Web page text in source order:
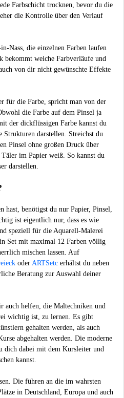
Farbschicht trocknen, bevor du die
die Kontrolle über den Verlauf
Nass, die einzelnen Farben laufen
bekommt weiche Farbverläufe und
von dir nicht gewünschte Effekte
für die Farbe, spricht man von der
die Farbe auf dem Pinsel ja
der dickflüssigen Farbe kannst du
Strukturen darstellen. Streichst du
Pinsel ohne großen Druck über
im Papier weiß. So kannst du
darstellen.
hast, benötigst du nur Papier, Pinsel,
ist eigentlich nur, dass es wie
speziell für die Aquarell-Malerei
Set mit maximal 12 Farben völlig
mischen lassen. Auf
oder ARTSetc erhältst du neben
Beratung zur Auswahl deiner
auch helfen, die Maltechniken und
wichtig ist, zu lernen. Es gibt
gehalten werden, als auch
abgehalten werden. Die moderne
dich dabei mit dem Kursleiter und
kannst.
Die führen an die im wahrsten
in Deutschland, Europa und auch